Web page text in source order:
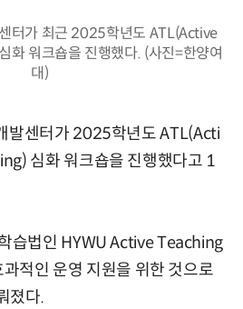
터가 최근 2025학년도 ATL(Active
워크숍을 진행했다. (사진=한양여
대)
발센터가 2025학년도 ATL(Acti
심화 워크숍을 진행했다고 1
습법인 HYWU Active Teaching
적인 운영 지원을 위한 것으로
졌다.